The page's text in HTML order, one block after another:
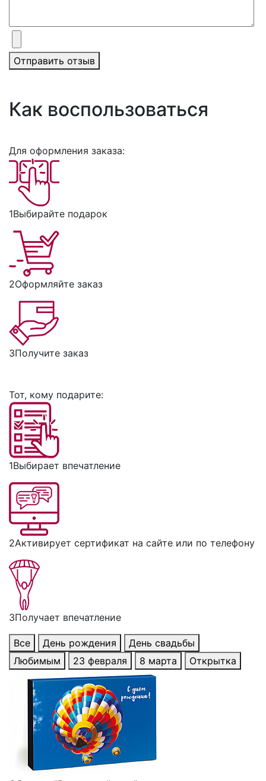
Отправить отзыв
Как воспользоваться
Для оформления заказа:
1Выбирайте подарок
2Оформляйте заказ
3Получите заказ
Тот, кому подарите:
1Выбирает впечатление
2Активирует сертификат на сайте или по телефону
3Получает впечатление
Все День рождения
День свадьбы
Любимым
23 февраля 8 марта Открытка